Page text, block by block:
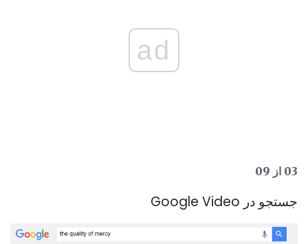
ad
03 از 09
جستجو در Google Video